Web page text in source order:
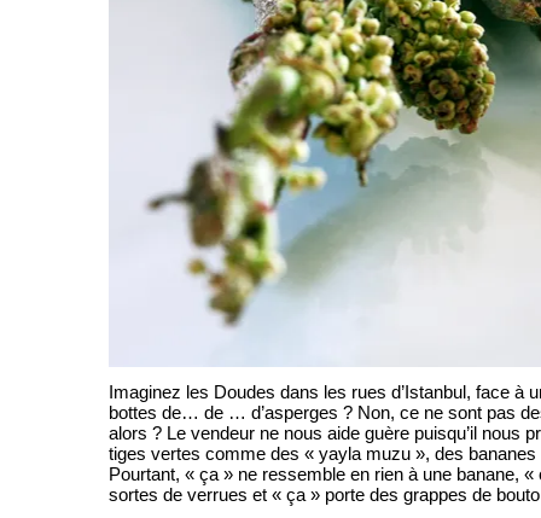
Imaginez les Doudes dans les rues d’Istanbul, face à
bottes de… de … d’asperges ? Non, ce ne sont pas
alors ? Le vendeur ne nous aide guère puisqu’il nous
tiges vertes comme des « yayla muzu », des bananes
Pourtant, « ça » ne ressemble en rien à une banane,
sortes de verrues et « ça » porte des grappes de